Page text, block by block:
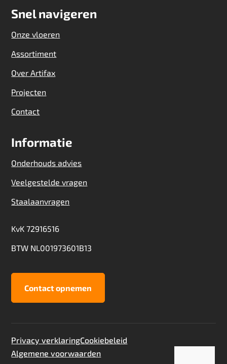
Snel navigeren
Onze vloeren
Assortiment
Over Artifax
Projecten
Contact
Informatie
Onderhouds advies
Veelgestelde vragen
Staalaanvragen
KvK 72916516
BTW NL001973601B13
Contact opnemen
Privacy verklaringCookiebeleid
Algemene voorwaarden